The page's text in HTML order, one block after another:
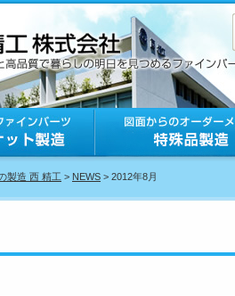
製造 西 精工 > NEWS > 2012年8月